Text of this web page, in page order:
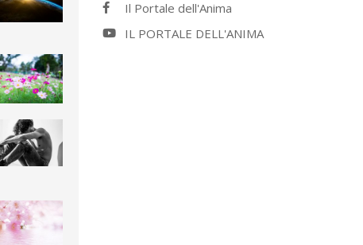
Il Portale dell'Anima
IL PORTALE DELL'ANIMA